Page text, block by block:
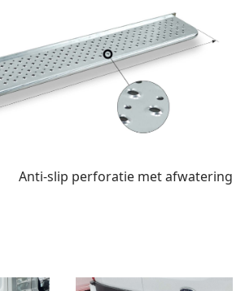
Anti-slip perforatie met afwatering